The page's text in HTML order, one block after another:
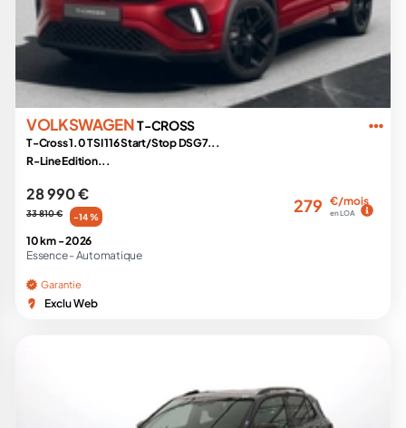
VOLKSWAGENT-CROSS
T-Cross 1.0 TSI 116 Start/Stop DSG7...
R-Line Edition...
28 990 €
33 810 € -14 %
279 €/mois
en LOA
10 km -2026
Essence - Automatique
Garantie
Exclu Web